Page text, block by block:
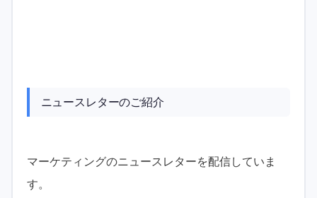
ニュースレターのご紹介
マーケティングのニュースレターを配信していま
す。